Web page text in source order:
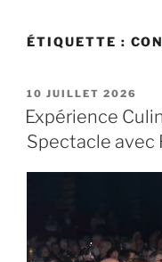
ÉTIQUETTE :
PUBLIÉ
LE
10 JUILLET 2026
Expérience
Spectacle avec